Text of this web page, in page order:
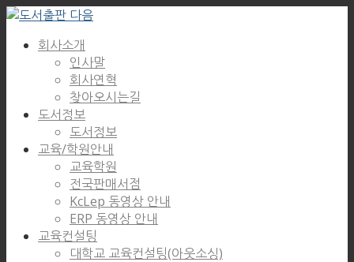
회사소개
인사말
회사연혁
찾아오시는길
도서정보
도서정보
교육/학원안내
교육학원
전국판매서점
KcLep 동영상 안내
ERP 동영상 안내
교육컨설팅
대학교 교육컨설팅(아웃소싱)